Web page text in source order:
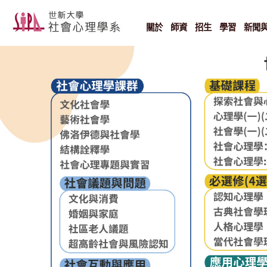
content
關於 師資 招生 學習 新聞